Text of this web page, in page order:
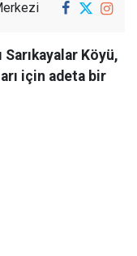
Sarıkayalar Köyü,
için adeta bir